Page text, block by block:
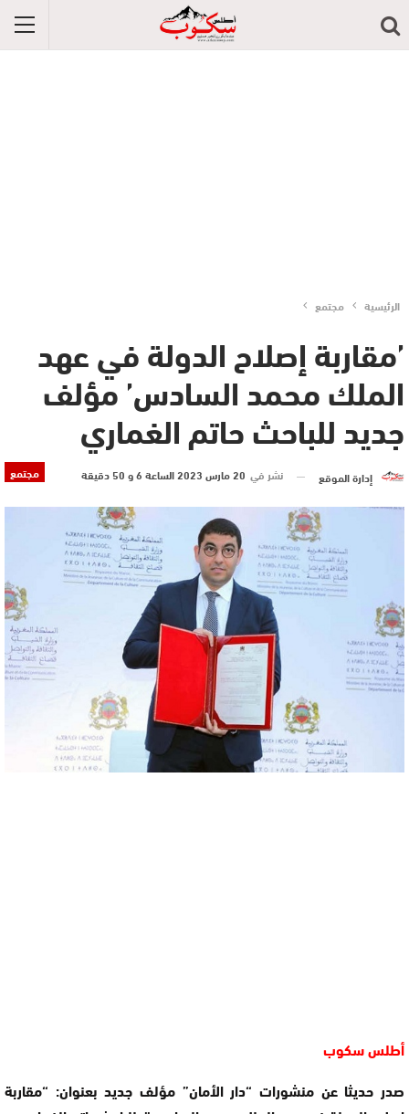
الرئيسية مجتمع
’مقاربة إصلاح الدولة في عهد
الملك محمد السادس’ مؤلف
جديد للباحث حاتم الغماري
مجتمع إدارة الموقع نشر في 20 مارس 2023 الساعة 6 و 50 دقيقة
أطلس سكوب
صدر حديثا عن منشورات “دار الأمان” مؤلف جديد بعنوان: “مقاربة